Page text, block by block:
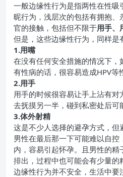
一般边缘性行为是指两性在性
昵行为，浅层次的包括有拥抱、
官的接触，包括但不限于用手、
但是，这些边缘性行为，同样是
1.用嘴
在没有任何安全措施的情况下
有性病的话，很容易造成HPV等
2.用手
用手的时候很容易让手上沾有对
去抚摸另一半，碰到私密处后可
3.体外射精
这是不少人选择的避孕方式，但
男性在最后那一下可能难以自
内，容易引起怀孕。且男性的
排出，过程中也可能会有少量的
边缘性行为并不安全，生活中要